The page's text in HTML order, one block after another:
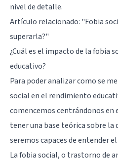
nivel de detalle.
Artículo relacionado: "Fobia
superarla?"
¿Cuál es el impacto de la fobia
educativo?
Para poder analizar como se
social en el rendimiento
comencemos centrándonos en
tener una base teórica sobre la
seremos capaces de entender
La fobia social, o trastorno de